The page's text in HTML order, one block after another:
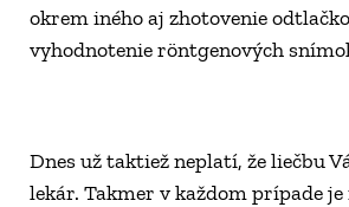
okrem iného aj zhotovenie
vyhodnotenie röntgenových
Dnes už taktiež neplatí, že liečbu
lekár. Takmer v každom prípade je